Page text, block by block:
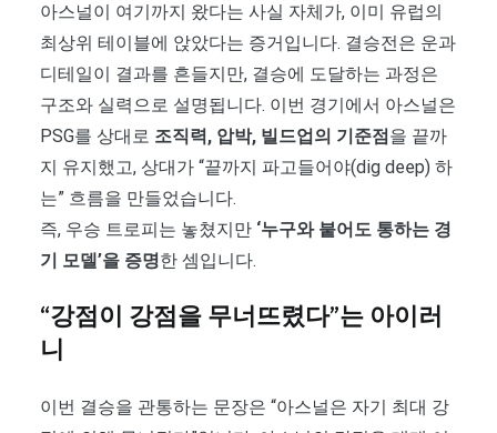
아스널이 여기까지 왔다는 사실 자체가, 이미 유럽의
최상위 테이블에 앉았다는 증거입니다. 결승전은 운과
디테일이 결과를 흔들지만, 결승에 도달하는 과정은
구조와 실력으로 설명됩니다. 이번 경기에서 아스널은
PSG를 상대로 조직력, 압박, 빌드업의 기준점 을 끝까
지 유지했고, 상대가 “끝까지 파고들어야(dig deep) 하
는” 흐름을 만들었습니다.
즉, 우승 트로피는 놓쳤지만 ‘누구와 붙어도 통하는 경
기 모델’을 증명한 셈입니다.
“강점이 강점을 무너뜨렸다”는 아이러
니
이번 결승을 관통하는 문장은 “아스널은 자기 최대 강